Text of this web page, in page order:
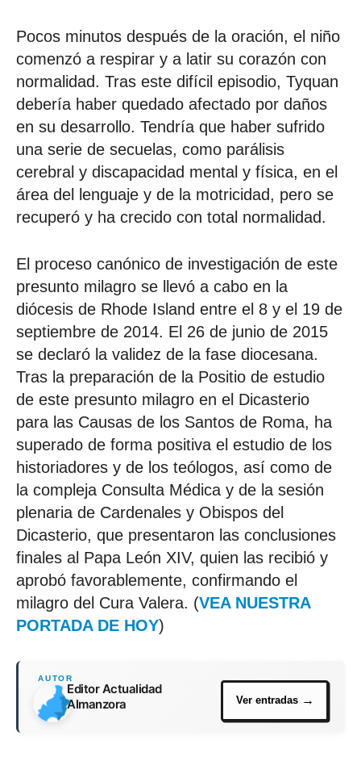
Pocos minutos después de la oración, el niño
comenzó a respirar y a latir su corazón con
normalidad. Tras este difícil episodio, Tyquan
debería haber quedado afectado por daños
en su desarrollo. Tendría que haber sufrido
una serie de secuelas, como parálisis
cerebral y discapacidad mental y física, en el
área del lenguaje y de la motricidad, pero se
recuperó y ha crecido con total normalidad.
El proceso canónico de investigación de este
presunto milagro se llevó a cabo en la
diócesis de Rhode Island entre el 8 y el 19 de
septiembre de 2014. El 26 de junio de 2015
se declaró la validez de la fase diocesana.
Tras la preparación de la Positio de estudio
de este presunto milagro en el Dicasterio
para las Causas de los Santos de Roma, ha
superado de forma positiva el estudio de los
historiadores y de los teólogos, así como de
la compleja Consulta Médica y de la sesión
plenaria de Cardenales y Obispos del
Dicasterio, que presentaron las conclusiones
finales al Papa León XIV, quien las recibió y
aprobó favorablemente, confirmando el
milagro del Cura Valera. (VEA NUESTRA
PORTADA DE HOY)
Editor Actualidad
Almanzora